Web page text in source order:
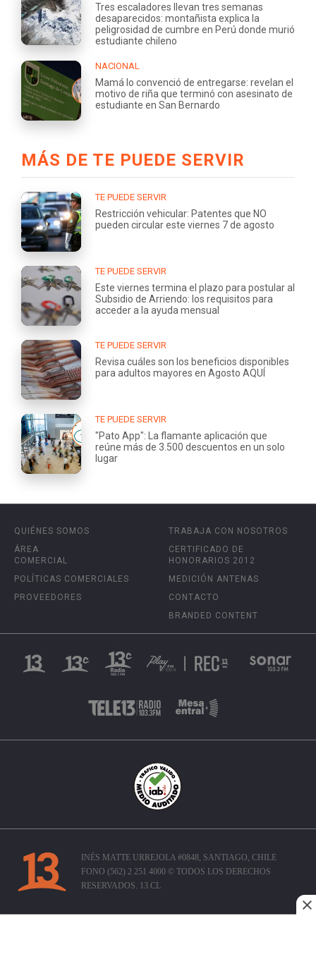
Tres escaladores llevan tres semanas
desaparecidos: montañista explica la
peligrosidad de cumbre en Perú donde murió
estudiante chileno
NACIONAL
Mamá lo convenció de entregarse: revelan el
motivo de riña que terminó con asesinato de
estudiante en San Bernardo
MÁS DE TE PUEDE SERVIR
TE PUEDE SERVIR
Restricción vehicular: Patentes que NO
pueden circular este viernes 7 de agosto
TE PUEDE SERVIR
Este viernes termina el plazo para postular al
Subsidio de Arriendo: los requisitos para
acceder a la ayuda mensual
TE PUEDE SERVIR
Revisa cuáles son los beneficios disponibles
para adultos mayores en Agosto AQUÍ
TE PUEDE SERVIR
"Pato App": La flamante aplicación que
reúne más de 3.500 descuentos en un solo
lugar
QUIÉNES SOMOS
ÁREA
COMERCIAL
POLÍTICAS COMERCIALES
PROVEEDORES
TRABAJA CON NOSOTROS
CERTIFICADO DE
HONORARIOS 2012
MEDICIÓN ANTENAS
CONTACTO
BRANDED CONTENT
INÉS MATTE URREJOLA #0848, SANTIAGO, CHILE
FONO (562) 2 251 4000 © TODOS LOS DERECHOS
RESERVADOS. 13.CL